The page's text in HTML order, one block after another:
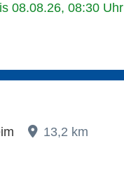
08.08.26, 08:30 Uhr
13,2 km